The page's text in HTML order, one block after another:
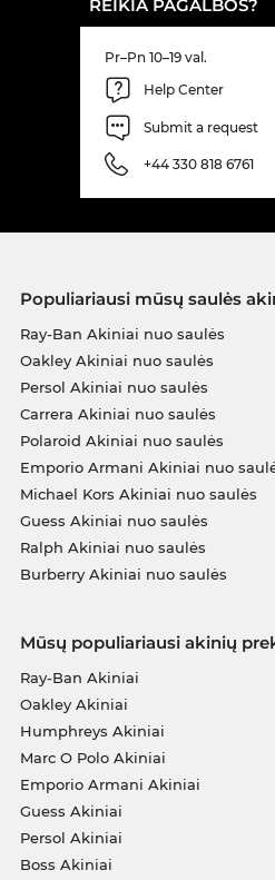
REIKIA PAGALBOS?
Pr–Pn 10–19 val.
Help Center
Submit a request
+44 330 818 6761
Populiariausi mūsų saulės
Ray-Ban Akiniai nuo saulės
Oakley Akiniai nuo saulės
Persol Akiniai nuo saulės
Carrera Akiniai nuo saulės
Polaroid Akiniai nuo saulės
Emporio Armani Akiniai nuo
Michael Kors Akiniai nuo saulės
Guess Akiniai nuo saulės
Ralph Akiniai nuo saulės
Burberry Akiniai nuo saulės
Mūsų populiariausi akinių
Ray-Ban Akiniai
Oakley Akiniai
Humphreys Akiniai
Marc O Polo Akiniai
Emporio Armani Akiniai
Guess Akiniai
Persol Akiniai
Boss Akiniai